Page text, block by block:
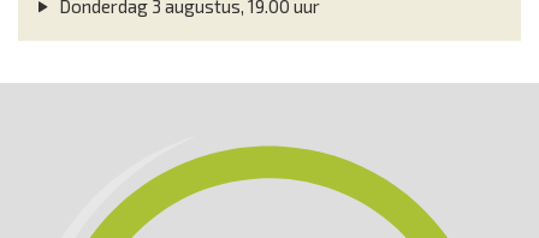
Donderdag 3 augustus, 19.00 uur